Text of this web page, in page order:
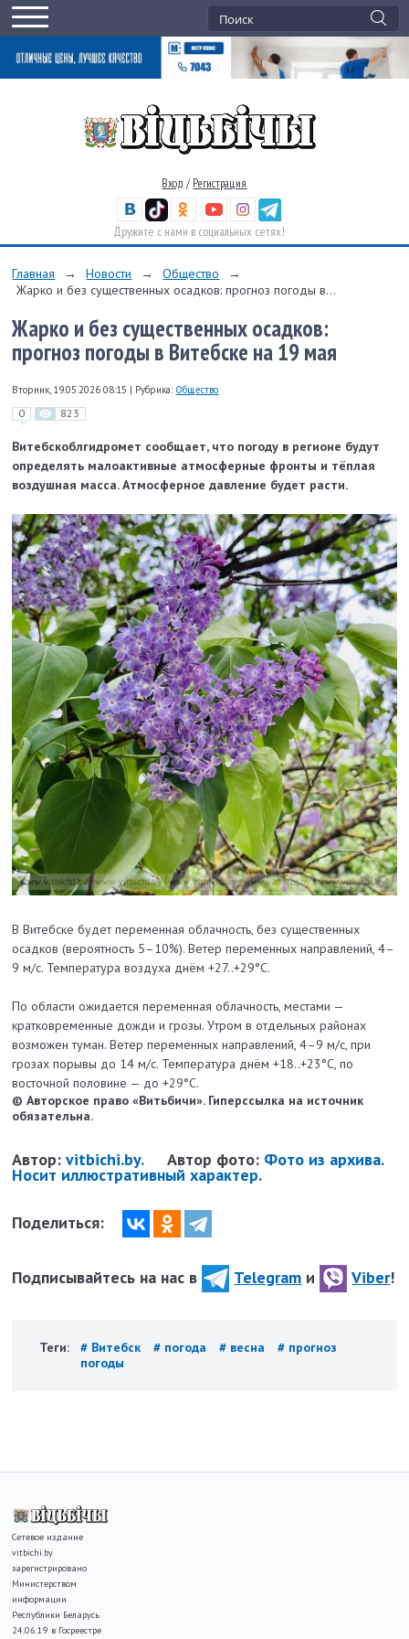
Вход / Регистрация
Дружите с нами в социальных сетях!
Главная → Новости → Общество
→
Жарко и без существенных осадков: прогноз погоды в...
Жарко и без существенных осадков:
прогноз погоды в Витебске на 19 мая
Вторник, 19.05.2026 08:15 | Рубрика: Общество
0 823
Витебскоблгидромет сообщает, что погоду в регионе будут
определять малоактивные атмосферные фронты и тёплая
воздушная масса. Атмосферное давление будет расти.
В Витебске будет переменная облачность, без существенных
осадков (вероятность 5–10%). Ветер переменных направлений, 4–
9 м/с. Температура воздуха днём +27..+29°C.
По области ожидается переменная облачность, местами —
кратковременные дожди и грозы. Утром в отдельных районах
возможен туман. Ветер переменных направлений, 4–9 м/с, при
грозах порывы до 14 м/с. Температура днём +18..+23°C, по
восточной половине — до +29°C.
© Авторское право «Витьбичи». Гиперссылка на источник
обязательна.
Автор:vitbichi.by. Автор фото: Фото из архива.
Носит иллюстративный характер.
Поделиться:
Подписывайтесь на нас в Telegram и Viber!
Теги: # Витебск # погода # весна
# прогноз
погоды
Сетевое издание
vitbichi.by
зарегистрировано
Министерством
информации
Республики Беларусь
24.06.19 в Госреестре